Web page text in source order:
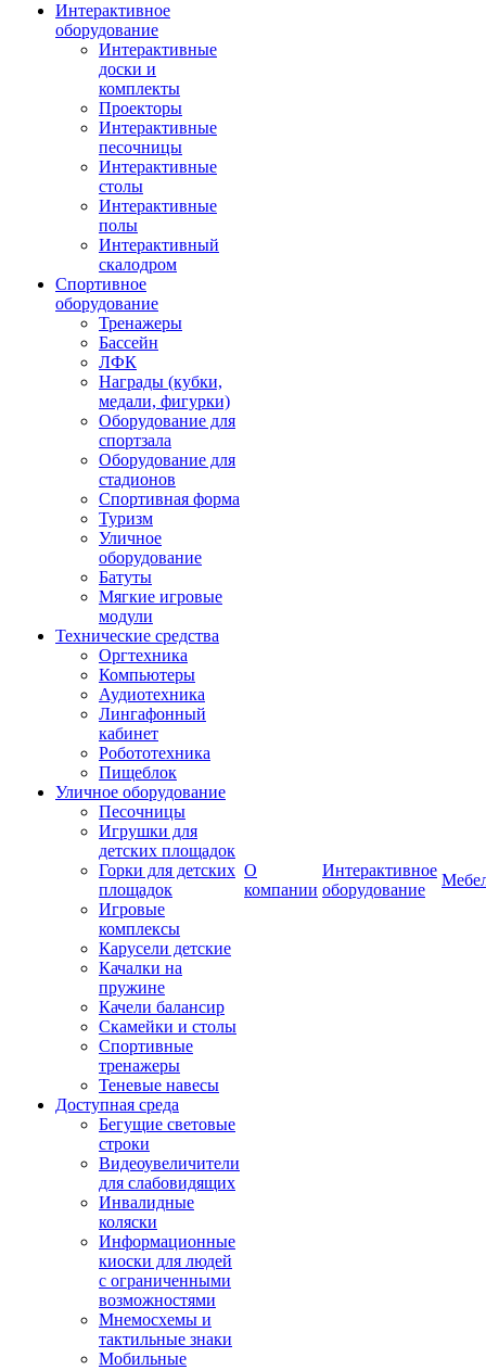
Интерактивное
оборудование
Интерактивные
доски и
комплекты
Проекторы
Интерактивные
песочницы
Интерактивные
столы
Интерактивные
полы
Интерактивный
скалодром
Спортивное
оборудование
Тренажеры
Бассейн
ЛФК
Награды (кубки,
медали, фигурки)
Оборудование для
спортзала
Оборудование для
стадионов
Спортивная форма
Туризм
Уличное
оборудование
Батуты
Мягкие игровые
модули
Технические средства
Оргтехника
Компьютеры
Аудиотехника
Лингафонный
кабинет
Робототехника
Пищеблок
Уличное оборудование
Песочницы
Игрушки для
детских площадок
Горки для детских
площадок
Игровые
комплексы
Карусели детские
Качалки на
пружине
Качели балансир
Скамейки и столы
Спортивные
тренажеры
Теневые навесы
Доступная среда
Бегущие световые
строки
Видеоувеличители
для слабовидящих
Инвалидные
коляски
Информационные
киоски для людей
с ограниченными
возможностями
Мнемосхемы и
тактильные знаки
Мобильные
О
компании
Интерактивное
оборудование